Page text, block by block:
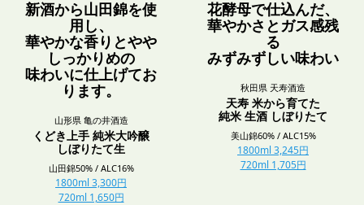
新酒から山田錦を使
用し、
華やかな香りとやや
しっかりめの
味わいに仕上げてお
ります。
山形県 亀の井酒造
くどき上手 純米大吟醸
しぼりたて生
山田錦50% / ALC16%
1800ml 3,300円
720ml 1,650円
花酵母で仕込んだ、
華やかさとガス感残
る
みずみずしい味わい
秋田県 天寿酒造
天寿 米から育てた
純米 生酒 しぼりたて
美山錦60% / ALC15%
1800ml 3,245円
720ml 1,705円